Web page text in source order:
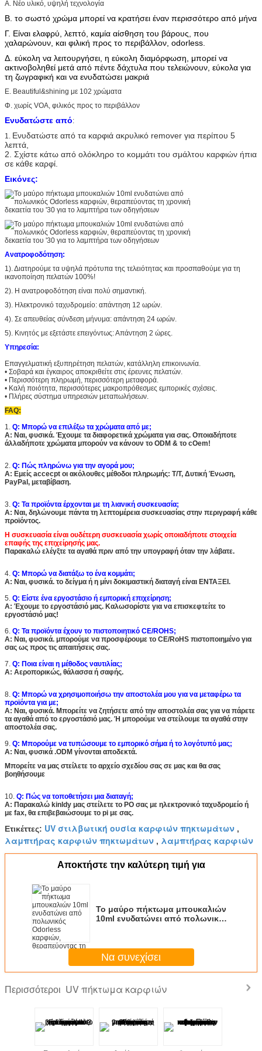
Α. Νέο υλικό, υψηλή τεχνολογία
Β. το σωστό χρώμα μπορεί να κρατήσει έναν περισσότερο από μήνα
Γ. Είναι ελαφρύ, λεπτό, καμία αίσθηση του βάρους, που
χαλαρώνουν, και φιλική προς το περιβάλλον, odorless.
Δ. εύκολη να λειτουργήσει, η εύκολη διαμόρφωση, μπορεί να
ακτινοβοληθεί μετά από πέντε δάχτυλα που τελειώνουν, εύκολα για
τη ζωγραφική και να ενυδατώσει μακριά
Ε. Beautiful&shining με 102 χρώματα
Φ. χωρίς VOA, φιλικός προς το περιβάλλον
Ενυδατώστε από:
1. Ενυδατώστε από τα καρφιά ακρυλικό remover για περίπου 5
λεπτά,
2. Σχίστε κάτω από ολόκληρο το κομμάτι του σμάλτου καρφιών ήπια
σε κάθε καρφί.
Εικόνες:
Ανατροφοδότηση:
1). Διατηρούμε τα υψηλά πρότυπα της τελειότητας και προσπαθούμε για τη
ικανοποίηση πελατών 100%!
2). Η ανατροφοδότηση είναι πολύ σημαντική.
3). Ηλεκτρονικό ταχυδρομείο: απάντηση 12 ωρών.
4). Σε απευθείας σύνδεση μήνυμα: απάντηση 24 ωρών.
5). Κινητός με εξετάστε επειγόντως: Απάντηση 2 ώρες.
Υπηρεσία:
Επαγγελματική εξυπηρέτηση πελατών, κατάλληλη επικοινωνία.
• Σοβαρά και έγκαιρος αποκριθείτε στις έρευνες πελατών.
• Περισσότερη πληρωμή, περισσότερη μεταφορά.
• Καλή ποιότητα, περισσότερες μακροπρόθεσμες εμπορικές σχέσεις.
• Πλήρες σύστημα υπηρεσιών μεταπωλήσεων.
FAQ:
1. Q: Μπορώ να επιλέξω τα χρώματα από με;
Α: Ναι, φυσικά. Έχουμε τα διαφορετικά χρώματα για σας. Οποιαδήποτε
άλλαδήποτε χρώματα μπορούν να κάνουν το ODM & το cOem!
2. Q: Πώς πληρώνω για την αγορά μου;
Α: Εμείς accecpt οι ακόλουθες μέθοδοι πληρωμής: T/T, Δυτική Ένωση,
PayPal, μεταβίβαση.
3. Q: Τα προϊόντα έρχονται με τη λιανική συσκευασία;
Α: Ναι, δηλώνουμε πάντα τη λεπτομέρεια συσκευασίας στην περιγραφή κάθε
προϊόντος.
Η συσκευασία είναι ουδέτερη συσκευασία χωρίς οποιαδήποτε στοιχεία
επαφής της επιχείρησής μας.
Παρακαλώ ελέγξτε τα αγαθά πριν από την υπογραφή όταν την λάβατε.
4. Q: Μπορώ να διατάξω το ένα κομμάτι;
Α: Ναι, φυσικά. το δείγμα ή η μίνι δοκιμαστική διαταγή είναι ΕΝΤΑΞΕΙ.
5. Q: Είστε ένα εργοστάσιο ή εμπορική επιχείρηση;
Α: Έχουμε το εργοστάσιό μας. Καλωσορίστε για να επισκεφτείτε το
εργοστάσιό μας!
6. Q: Τα προϊόντα έχουν το πιστοποιητικό CE/ROHS;
Α: Ναι, φυσικά. μπορούμε να προσφέρουμε το CE/RoHS πιστοποιημένο για
σας ως προς τις απαιτήσεις σας.
7. Q: Ποια είναι η μέθοδος ναυτιλίας;
Α: Αεροπορικώς, θάλασσα ή σαφής.
8. Q: Μπορώ να χρησιμοποιήσω την αποστολέα μου για να μεταφέρω τα
προϊόντα για με;
Α: Ναι, φυσικά. Μπορείτε να ζητήσετε από την αποστολέα σας για να πάρετε
τα αγαθά από το εργοστάσιό μας. Ή μπορούμε να στείλουμε τα αγαθά στην
αποστολέα σας.
9. Q: Μπορούμε να τυπώσουμε το εμπορικό σήμα ή το λογότυπό μας;
Α: Ναι, φυσικά .ODM γίνονται αποδεκτά.
Μπορείτε να μας στείλετε το αρχείο σχεδίου σας σε μας και θα σας
βοηθήσουμε
10. Q: Πώς να τοποθετήσει μια διαταγή;
Α: Παρακαλώ kinldy μας στείλετε το PO σας με ηλεκτρονικό ταχυδρομείο ή
με fax, θα επιβεβαιώσουμε το pi με σας.
Ετικέττες: UV στιλβωτική ουσία καρφιών πηκτωμάτων ,
λαμπτήρας καρφιών πηκτωμάτων , λαμπτήρας καρφιών
Αποκτήστε την καλύτερη τιμή για
Το μαύρο πήκτωμα μπουκαλιών
10ml ενυδατώνει από πολωνικός
δεκαετία του '30 για το λαμπτήρα
των οδηγήσεων
Να συνεχίσει
Περισσότεροι UV πήκτωμα καρφιών